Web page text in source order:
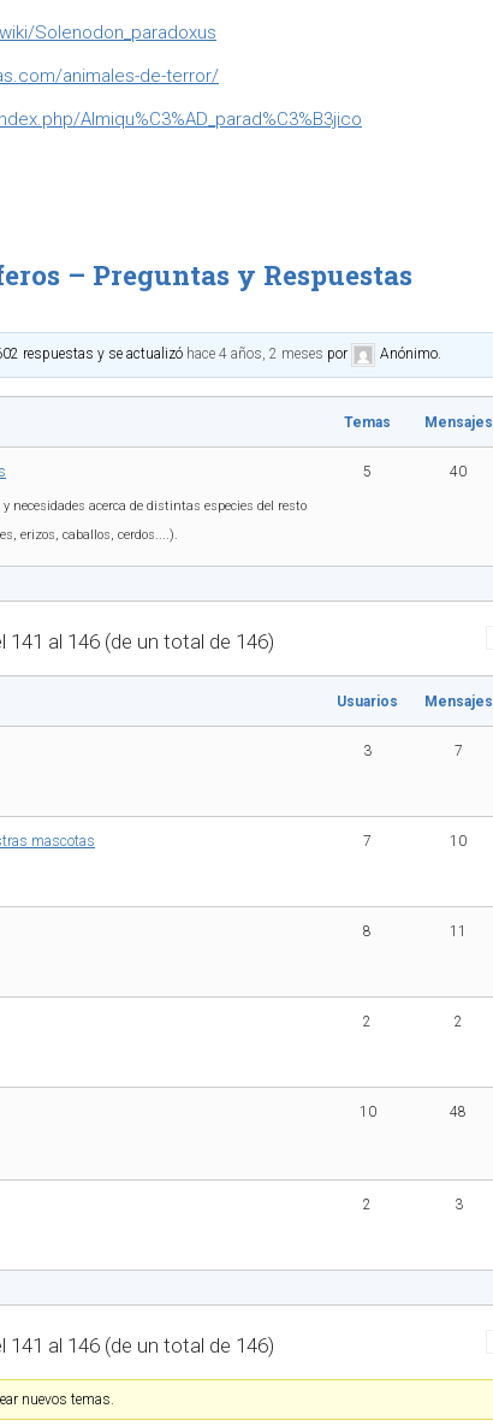
Solenodon_paradoxus
animales-de-terror/
Almiqu%C3%AD_parad%C3%B3jico
– Preguntas y Respuestas
respuestas y se actualizó hace 4 años, 2 meses por Anónimo.
Temas Mensajes
necesidades acerca de distintas especies del resto
erizos, caballos, cerdos....).
5 40
141 al 146 (de un total de 146)
Usuarios Mensajes
3 7
mascotas 7 10
8 11
2 2
10 48
2 3
141 al 146 (de un total de 146)
nuevos temas.